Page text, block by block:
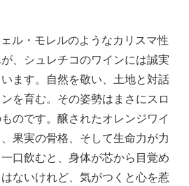
ル・モレルのようなカリスマ性
、シュレチコのワインには誠実
ます。自然を敬い、土地と対話
を育む。その姿勢はまさにスロ
のです。醸されたオレンジワイ
果実の骨格、そして生命力が力
口飲むと、身体が芯から目覚め
ないけれど、気がつくと心を惹